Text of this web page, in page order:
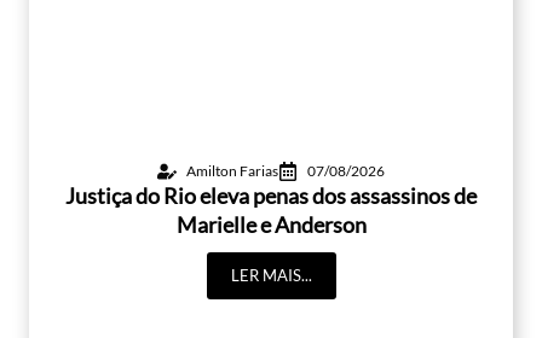
Amilton Farias 07/08/2026
Justiça do Rio eleva penas dos assassinos de
Marielle e Anderson
LER MAIS...